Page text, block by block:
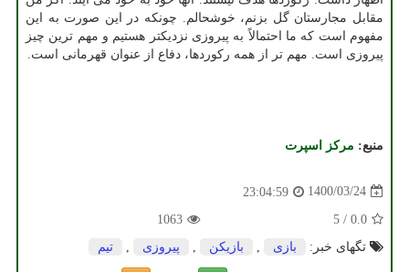
مقابل مجارستان گل بزنم، خوشحالم. چونکه در این صورت به این
مفهوم است که ما احتمالاً به پیروزی نزدیکتر هستیم و مهم ترین چیز
پیروزی است. مهم تر از همه رکوردها، دفاع از عنوان قهرمانی است.
منبع: مركز اسپرت
1400/03/24
23:04:59
0.0
/
5
1063
تگهای خبر:
بازی بازیكن پیروزی تیم